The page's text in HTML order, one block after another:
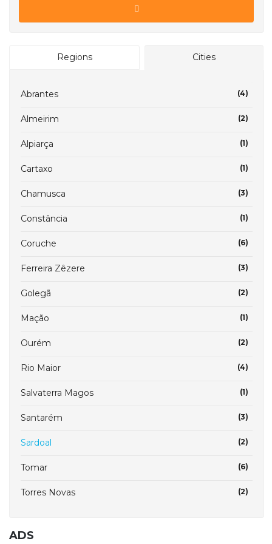
Regions Cities
Abrantes (4)
Almeirim (2)
Alpiarça (1)
Cartaxo (1)
Chamusca (3)
Constância (1)
Coruche (6)
Ferreira Zêzere (3)
Golegã (2)
Mação (1)
Ourém (2)
Rio Maior (4)
Salvaterra Magos (1)
Santarém (3)
Sardoal (2)
Tomar (6)
Torres Novas (2)
ADS